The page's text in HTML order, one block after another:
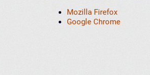
Mozilla Firefox
Google Chrome